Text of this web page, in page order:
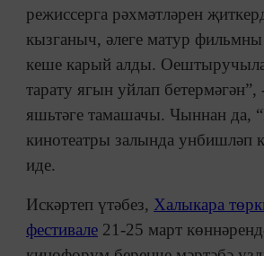
режиссерга рәхмәтләрен
кызганыч, әлеге матур фильмны
кеше карый алды.
тарату ягын уйлап бетермәгән”,
яшьтәге тамашачы. Чыннан да,
кинотеатры залында унбишләп
иде.
Искәртеп үтәбез, Халыкара
фестивале 21-25 март